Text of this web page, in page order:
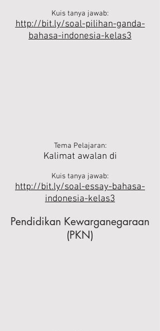
Pendidikan Kewarganegaraan
(PKN)
Kuis tanya jawab:
http://bit.ly/soal-pilihan-ganda-
bahasa-indonesia-kelas3
Tema Pelajaran:
Kalimat awalan di
Kuis tanya jawab:
http://bit.ly/soal-essay-bahasa-
indonesia-kelas3